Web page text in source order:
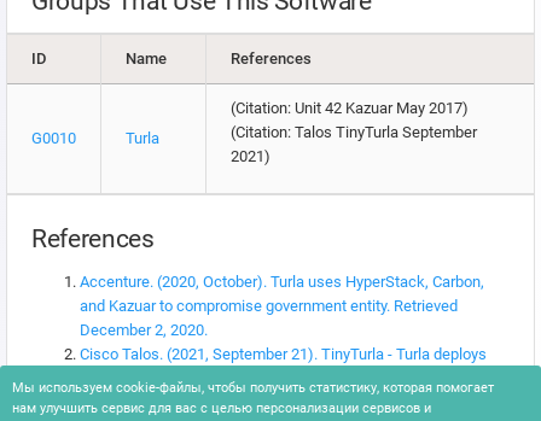
ID Name References
G0010 Turla
(Citation: Unit 42 Kazuar May 2017)
(Citation: Talos TinyTurla September
2021)
References
Accenture. (2020, October). Turla uses HyperStack, Carbon,
and Kazuar to compromise government entity. Retrieved
December 2, 2020.
Cisco Talos. (2021, September 21). TinyTurla - Turla deploys
new malware to keep a secret backdoor on victim machines.
Retrieved December 2, 2021.
Мы используем cookie-файлы, чтобы получить статистику, которая помогает
нам улучшить сервис для вас с целью персонализации сервисов и